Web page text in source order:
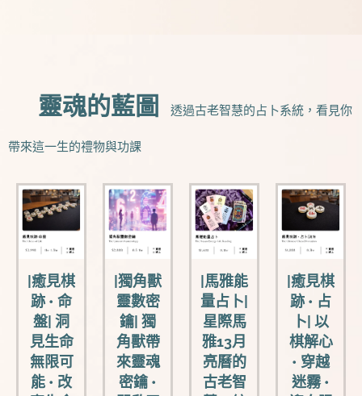
🗺️靈魂的藍圖 透過古老智慧的占卜系統，看見你
帶來這一生的禮物與功課
|癒見棋
跡 • 命
盤| 洞
見生命
無限可
能 • 改
|獨角獸
靈數密
鑰| 獨
角獸帶
來靈魂
密鑰 •
|馬雅能
量占卜|
星際馬
雅13月
亮曆的
古老智
|癒見棋
跡 • 占
卜| 以
棋解心
• 穿越
迷霧 •